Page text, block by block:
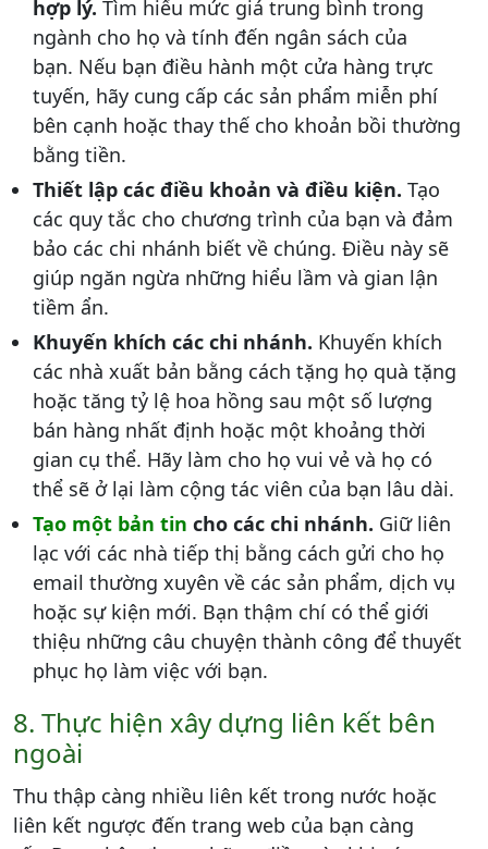
hợp lý.Tìm hiểu mức giá trung bình trong
ngành cho họ và tính đến ngân sách của
bạn. Nếu bạn điều hành một cửa hàng trực
tuyến, hãy cung cấp các sản phẩm miễn phí
bên cạnh hoặc thay thế cho khoản bồi thường
bằng tiền.
Thiết lập các điều khoản và điều kiện.Tạo
các quy tắc cho chương trình của bạn và đảm
bảo các chi nhánh biết về chúng. Điều này sẽ
giúp ngăn ngừa những hiểu lầm và gian lận
tiềm ẩn.
Khuyến khích các chi nhánh. Khuyến khích
các nhà xuất bản bằng cách tặng họ quà tặng
hoặc tăng tỷ lệ hoa hồng sau một số lượng
bán hàng nhất định hoặc một khoảng thời
gian cụ thể. Hãy làm cho họ vui vẻ và họ có
thể sẽ ở lại làm cộng tác viên của bạn lâu dài.
Tạo một bản tin cho các chi nhánh. Giữ liên
lạc với các nhà tiếp thị bằng cách gửi cho họ
email thường xuyên về các sản phẩm, dịch vụ
hoặc sự kiện mới. Bạn thậm chí có thể giới
thiệu những câu chuyện thành công để thuyết
phục họ làm việc với bạn.
8. Thực hiện xây dựng liên kết bên
ngoài
Thu thập càng nhiều liên kết trong nước hoặc
liên kết ngược đến trang web của bạn càng